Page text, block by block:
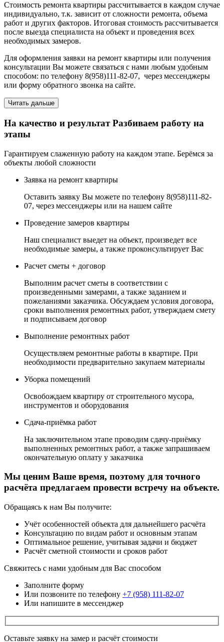
Стоимость ремонта квартиры рассчитывается в каждом случае
индивидуально, т.к. зависит от сложности ремонта, объема
работ и других факторов. Итоговая стоимость рассчитывается
после выезда специалиста на объект и проведения всех
необходимых замеров.
Для оформления заявки на ремонт квартиры или получения
консультации Вы можете связаться с нами любым удобным
способом: по телефону 8(958)111-82-07, через мессенджеры
или форму обратного звонка на сайте.
Читать дальше
На качество и результатРазбиваем работу на
этапы
Гарантируем слаженную работу на каждом этапе. Берёмся за
объекты любой сложности
Заявка на ремонт квартиры
Оставить заявку Вы можете по телефону 8(958)111-82-
07, через мессенджеры или на нашем сайте
Проведение замеров квартиры
Наш специалист выедет на объект, произведет все
необходимые замеры, а также проконсультирует Вас
Расчет сметы + договор
Выполним расчет сметы в соответствии с
произведенными замерами, а также заданием и
пожеланиями заказчика. Обсуждаем условия договора,
сроки выполнения ремонтных работ, утверждаем смету
и подписываем договор
Выполнение ремонтных работ
Осуществляем ремонтные работы в квартире. При
необходимости предварительно закупаем материалы
Уборка помещений
Освобождаем квартиру от строительного мусора,
инструментов и оборудования
Сдача-приёмка работ
На заключительном этапе проводим сдачу-приёмку
выполненных ремонтных работ, а также запрашиваем
окончательную оплату у заказчика
Мы ценим Ваше время, поэтому для точного
расчёта предлагаем провести встречу на объекте.
Обращаясь к нам Вы получите:
Учёт особенностей объекта для дальнейшего расчёта
Консультацию по видам работ и основным этапам
Оптимальное решение, учитывая задачи и бюджет
Расчёт сметной стоимости и сроков работ
Свяжитесь с нами удобным для Вас способом
Заполните форму
Или позвоните по телефону +7 (958) 111-82-07
Или напишите в мессенджер
Оставьте заявку на замер и расчёт стоимости